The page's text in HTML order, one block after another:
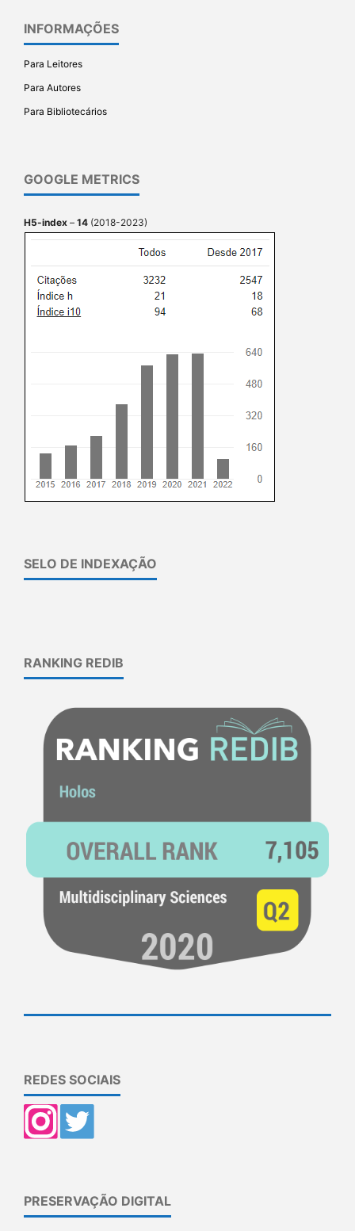
INFORMAÇÕES
Para Leitores
Para Autores
Para Bibliotecários
GOOGLE METRICS
H5-index – 14 (2018-2023)
SELO DE INDEXAÇÃO
RANKING REDIB
REDES SOCIAIS
PRESERVAÇÃO DIGITAL